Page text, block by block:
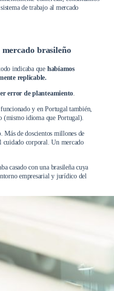
de trabajo al mercado
brasileño
indicaba que habíamos
replicable.
error de planteamiento
y en Portugal también,
(mismo idioma que Portugal).
de doscientos millones de
cuidado corporal. Un mercado
casado con una brasileña cuya
empresarial y jurídico del